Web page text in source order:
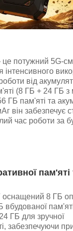
потужний 5G-
інтенсивного
від
(8 ГБ + 24 ГБ
ГБ пам'яті та
він забезпечує
час роботи за
пам'яті
оснащений 8 ГБ
вбудованої
ГБ для зручної
забезпечуючи